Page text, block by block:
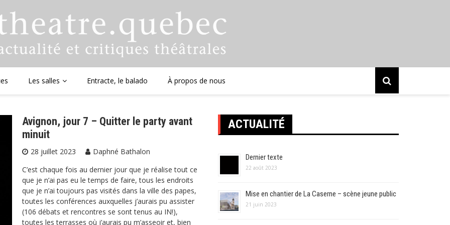
Les salles Entracte, le balado À propos de nous
Avignon, jour 7 – Quitter le party avant
minuit
28 juillet 2023
Daphné Bathalon
C’est chaque fois au dernier jour que je réalise tout ce
que je n’ai pas eu le temps de faire, tous les endroits
que je n’ai toujours pas visités dans la ville des papes,
toutes les conférences auxquelles j’aurais pu assister
(106 débats et rencontres se sont tenus au IN!),
toutes les terrasses où j’aurais pu m’asseoir et, bien
ACTUALITÉ
Dernier texte
22 août 2023
Mise en chantier de La Caserne – scène jeune public
21 juin 2023